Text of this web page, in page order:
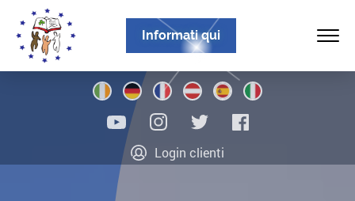
Home
Chi siamo
Informati qui
Login clienti